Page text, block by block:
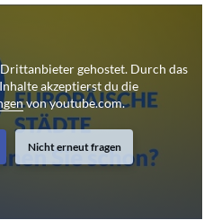
gehostet. Durch das
akzeptierst du die
von youtube.com.
Nicht erneut fragen